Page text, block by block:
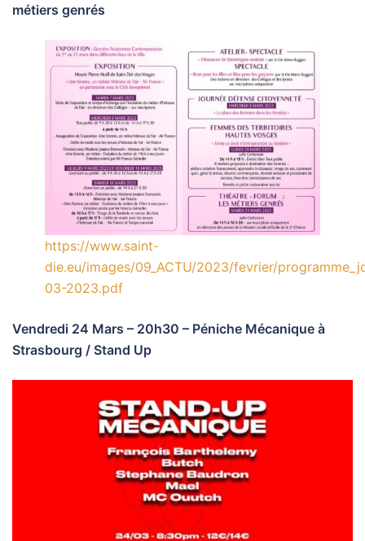
métiers genrés
https://www.saint-
die.eu/images/09_ACTU/2023/fevrier/
03-2023.pdf
Vendredi 24 Mars – 20h30 – Péniche Mécanique à
Strasbourg / Stand Up